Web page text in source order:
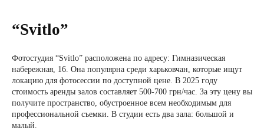
“Svitlo”
Фотостудия “Svitlo” расположена по адресу: Гимназическая
набережная, 16. Она популярна среди харьковчан, которые ищут
локацию для фотосессии по доступной цене. В 2025 году
стоимость аренды залов составляет 500-700 грн/час. За эту цену вы
получите пространство, обустроенное всем необходимым для
профессиональной съемки. В студии есть два зала: большой и
малый.